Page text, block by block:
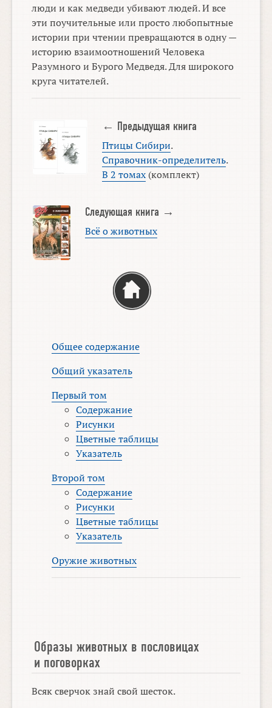
люди и как медведи убивают людей. И все
эти поучительные или просто любопытные
истории при чтении превращаются в одну —
историю взаимоотношений Человека
Разумного и Бурого Медведя. Для широкого
круга читателей.
← Предыдущая книга
Птицы Сибири.
Справочник-определитель.
В 2 томах(комплект)
Следующая книга →
Всё о животных
Общее содержание
Общий указатель
Первый том
Содержание
Рисунки
Цветные таблицы
Указатель
Второй том
Содержание
Рисунки
Цветные таблицы
Указатель
Оружие животных
Образы животных в пословицах
и поговорках
Всяк сверчок знай свой шесток.